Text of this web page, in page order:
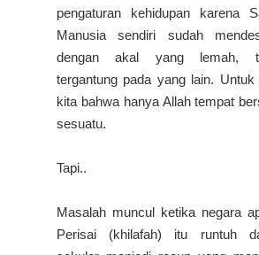
pengaturan kehidupan karena
Manusia sendiri sudah
dengan akal yang lemah,
tergantung pada yang lain. Untuk
kita bahwa hanya Allah tempat
sesuatu.
Tapi..
Masalah muncul ketika negara
Perisai (khilafah) itu runtuh